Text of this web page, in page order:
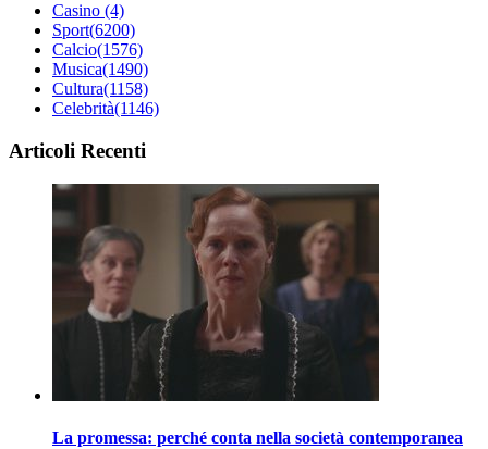
Casino (4)
Sport(6200)
Calcio(1576)
Musica(1490)
Cultura(1158)
Celebrità(1146)
Articoli Recenti
La promessa: perché conta nella società contemporanea